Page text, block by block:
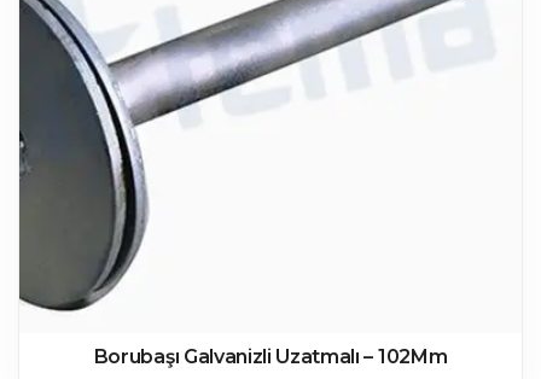
Borubaşı Galvanizli Uzatmalı – 102Mm